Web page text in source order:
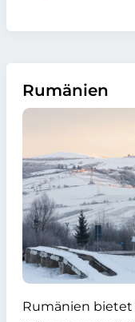
Rumänien
Rumänien